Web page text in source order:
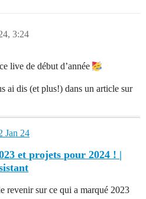
3:24
live de début d’année
ai dis (et plus!) dans un article sur
Jan 24
et projets pour 2024 ! |
revenir sur ce qui a marqué 2023